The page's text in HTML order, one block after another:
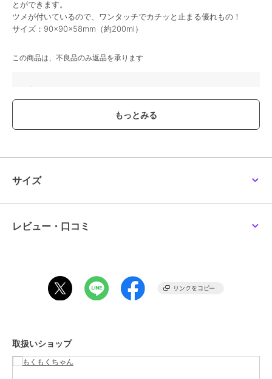
とができます。
ツメが付いているので、ワンタッチでカチッと止まる優れもの！
サイズ：90×90×58mm（約200ml）
この商品は、不良品のみ返品を承ります
ブランド
カラー ＊＊
サイズ
原産国
サイズ
レビュー・口コミ
取扱いショップ